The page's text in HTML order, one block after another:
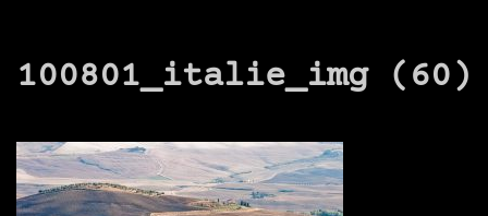
100801_italie_img (60)